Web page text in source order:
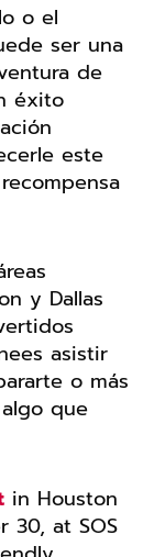
o el
ser una
de
éxito
este
y Dallas
asistir
o más
que
in Houston
30, at SOS